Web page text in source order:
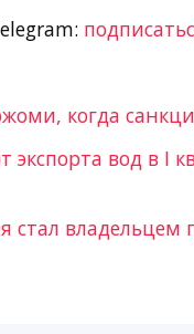
когда
экспорта вод в I
стал владельцем